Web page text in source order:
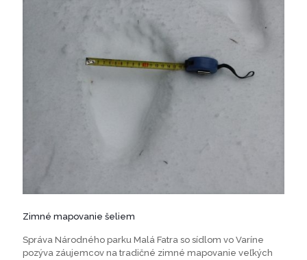
Zimné mapovanie šeliem
Správa Národného parku Malá Fatra so sídlom vo Varíne
pozýva záujemcov na tradičné zimné mapovanie veľkých